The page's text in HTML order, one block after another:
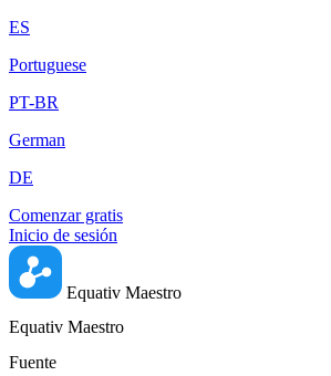
ES
Portuguese
PT-BR
German
DE
Comenzar gratis
Inicio de sesión
Equativ Maestro
Equativ Maestro
Fuente